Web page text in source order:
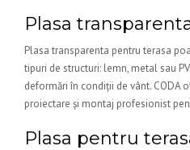
Plasa
Plasa transparenta pentru terasa
tipuri de structuri: lemn, metal sau
deformări în condiții de vânt. CODA
proiectare și montaj profesionist
Plasa pentru